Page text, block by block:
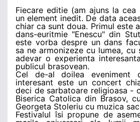
Fiecare editie (am ajuns la
un element inedit. De data
chiar ca sunt doua. Primul este
dans-euritmie "Enescu" din
este vorba despre un dans
sa ne armonizeze cu lumea,
adevar o experienta
publicul brasovean.
Cel de-al doilea eveniment
interesant este un concert
deci de sarbatoare religioasa -
Biserica Catolica din Brasov,
Georgeta Stoleriu cu muzica
Festivalul îsi propune de